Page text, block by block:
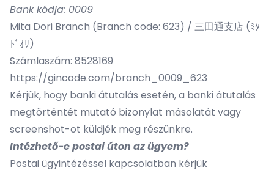
Bank kódja: 0009
Mita Dori Branch (Branch code: 623) / 三田通支店 (ﾐﾀ
ﾄﾞｵﾘ)
Számlaszám: 8528169
https://gincode.com/branch_0009_623
Kérjük, hogy banki átutalás esetén, a banki átutalás
megtörténtét mutató bizonylat másolatát vagy
screenshot-ot küldjék meg részünkre.
Intézhető-e postai úton az ügyem?
Postai ügyintézéssel kapcsolatban kérjük